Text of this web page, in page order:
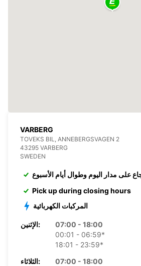
VARBERG
TOVEKS BIL, ANNEBERGSVAGEN 2
43295 VARBERG
SWEDEN
على مدار اليوم وطوال أيام الأسبوع
Pick up during closing hours
المركبات الكهربائية
الإثنين:
07:00 - 18:00
00:01 - 06:59*
18:01 - 23:59*
الثلاثاء:
07:00 - 18:00